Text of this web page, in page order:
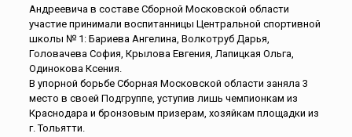
Андреевича в составе Сборной Московской области
участие принимали воспитанницы Центральной спортивной
школы № 1: Бариева Ангелина, Волкотруб Дарья,
Головачева София, Крылова Евгения, Лапицкая Ольга,
Одинокова Ксения.
В упорной борьбе Сборная Московской области заняла 3
место в своей Подгруппе, уступив лишь чемпионкам из
Краснодара и бронзовым призерам, хозяйкам площадки из
г. Тольятти.